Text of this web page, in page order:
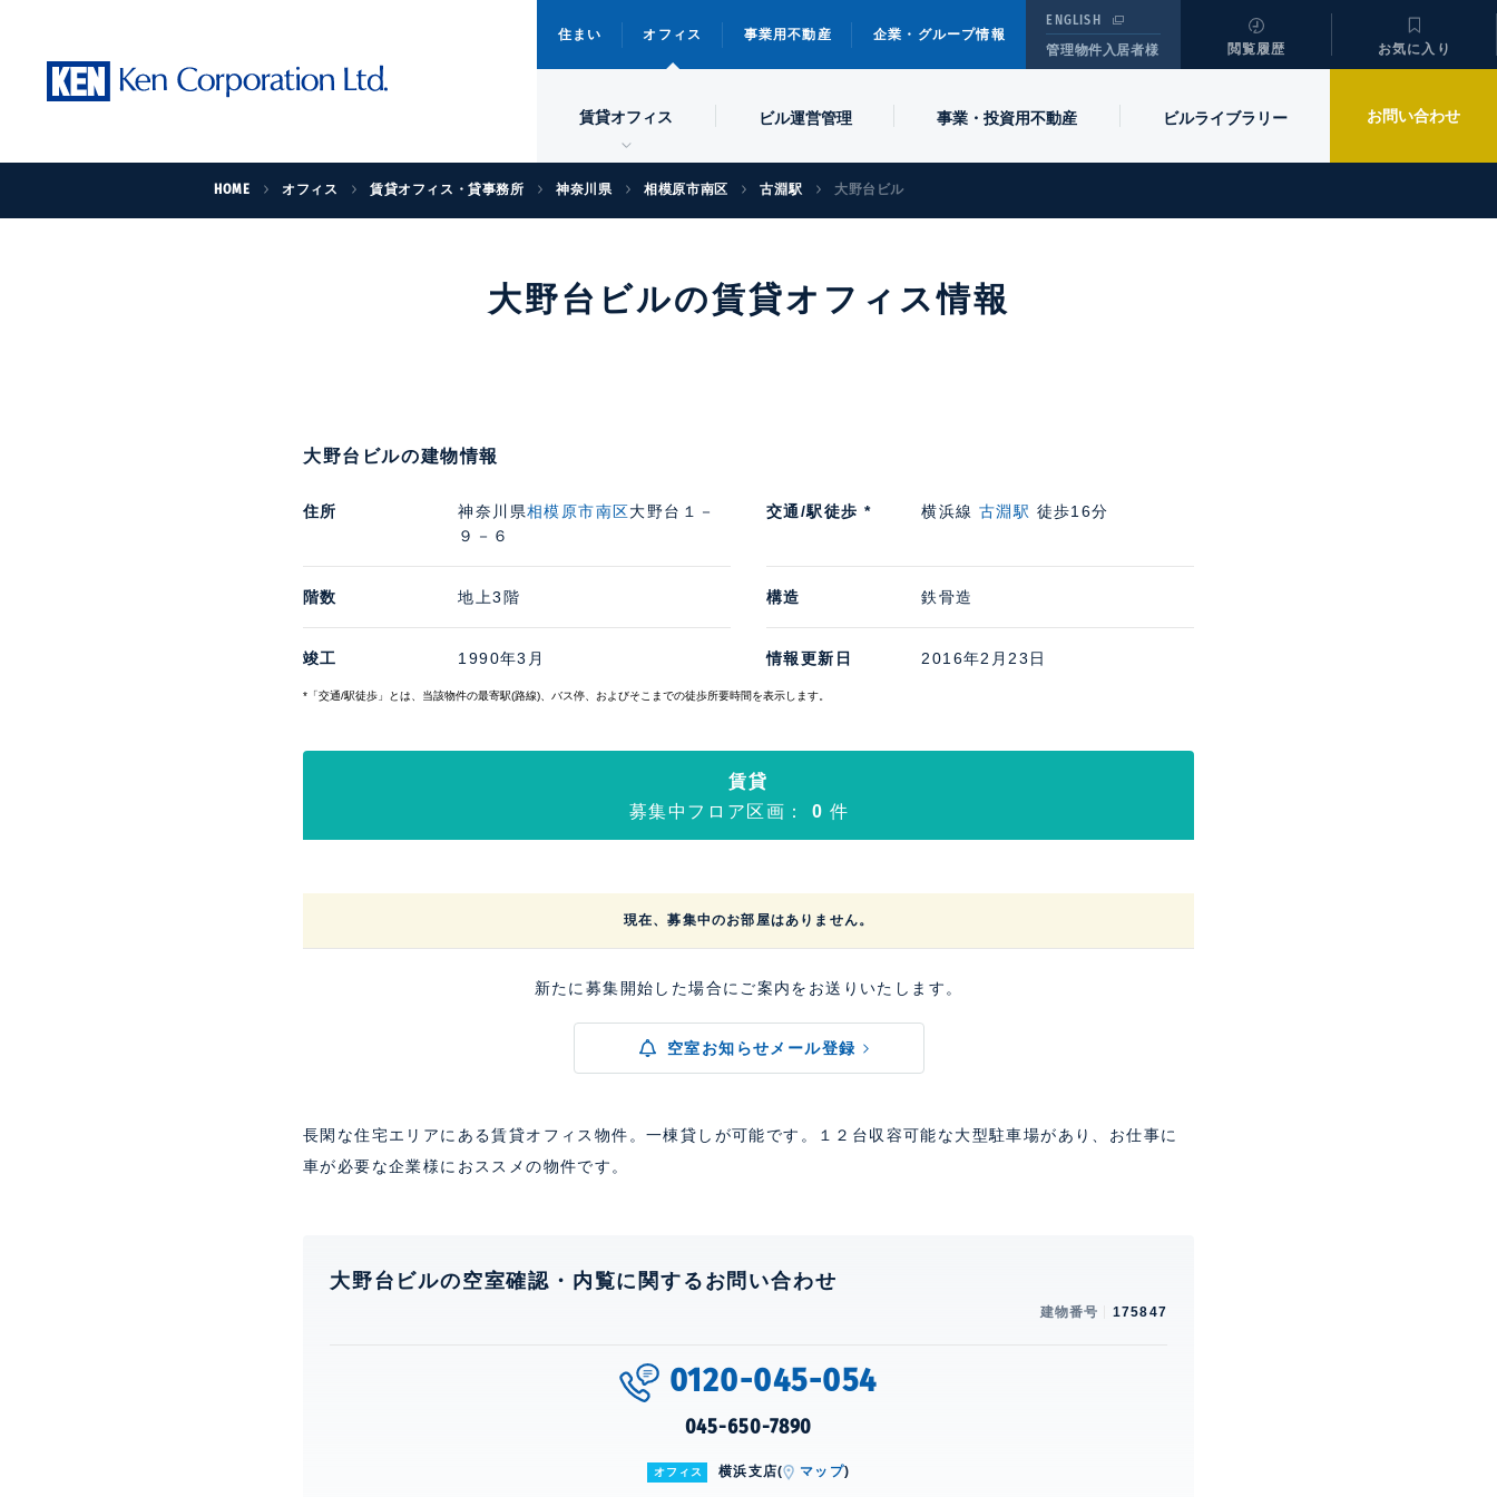
住まい オフィス 事業用不動産 企業・グループ情報
ENGLISH
管理物件入居者様
閲覧履歴 お気に入り
賃貸オフィス ビル運営管理 事業・投資用不動産 ビルライブラリー お問い合わせ
HOME オフィス 賃貸オフィス・貸事務所 神奈川県 相模原市南区 古淵駅 大野台ビル
大野台ビルの賃貸オフィス情報
大野台ビルの建物情報
住所 神奈川県相模原市南区大野台１－
９－６
交通/駅徒歩 * 横浜線古淵駅 徒歩16分
階数 地上3階 構造 鉄骨造
竣工 1990年3月 情報更新日 2016年2月23日
*「交通/駅徒歩」とは、当該物件の最寄駅(路線)、バス停、およびそこまでの徒歩所要時間を表示します。
賃貸
募集中フロア区画： 0 件
現在、募集中のお部屋はありません。
新たに募集開始した場合にご案内をお送りいたします。
空室お知らせメール登録
長閑な住宅エリアにある賃貸オフィス物件。一棟貸しが可能です。１２台収容可能な大型駐車場があり、お仕事に
車が必要な企業様におススメの物件です。
大野台ビルの空室確認・内覧に関するお問い合わせ
建物番号 175847
0120-045-054
045-650-7890
オフィス 横浜支店( マップ)